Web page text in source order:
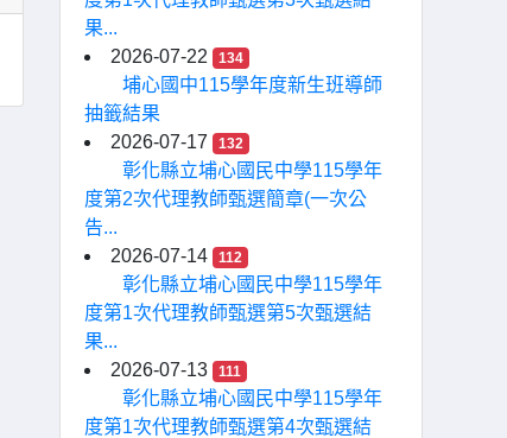
果...
2026-07-22
134
埔心國中115學年度新生班導師
抽籤結果
2026-07-17
132
彰化縣立埔心國民中學115學年
度第2次代理教師甄選簡章(一次公
告...
2026-07-14
112
彰化縣立埔心國民中學115學年
度第1次代理教師甄選第5次甄選結
果...
2026-07-13
111
彰化縣立埔心國民中學115學年
度第1次代理教師甄選第4次甄選結